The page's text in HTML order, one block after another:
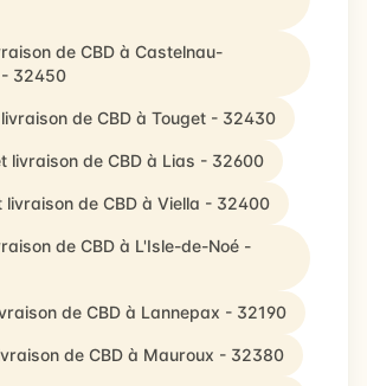
de CBD à Castelnau-
32450
de CBD à Touget - 32430
livraison de CBD à Lias - 32600
livraison de CBD à Viella - 32400
de CBD à L'Isle-de-Noé -
de CBD à Lannepax - 32190
de CBD à Mauroux - 32380